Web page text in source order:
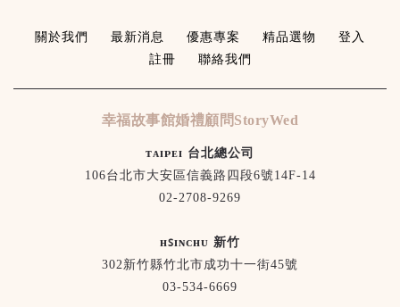
關於我們 最新消息 優惠專案 精品選物
登入
註冊
聯絡我們
幸福故事館婚禮顧問StoryWed
ᴛᴀɪᴘᴇɪ 台北總公司
106台北市大安區信義路四段6號14F-14
02-2708-9269
ʜꜱɪɴᴄʜᴜ 新竹
302新竹縣竹北市成功十一街45號
03-534-6669